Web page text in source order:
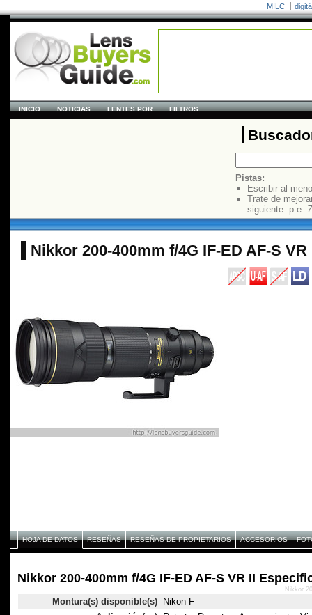
MILC
INICIO NOTICIAS LENTES POR FILTROS
Pistas:
Escribir al
Trate de
siguiente: p.e.
Nikkor 200-400mm f/4G IF-ED AF-S VR
HOJA DE DATOS RESEÑAS RESEÑAS DE PROPIETARIOS ACCESORIOS
Nikkor 200-400mm f/4G IF-ED AF-S VR II
Montura(s) disponible(s)
Nikon F
Nikkor